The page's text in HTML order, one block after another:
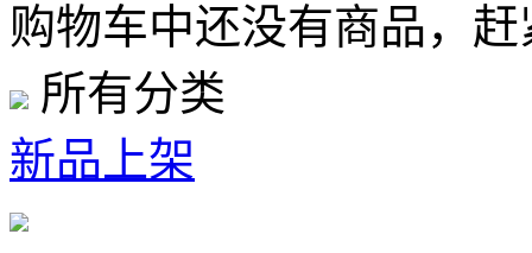
购物车中还没有商品，
所有分类
新品上架